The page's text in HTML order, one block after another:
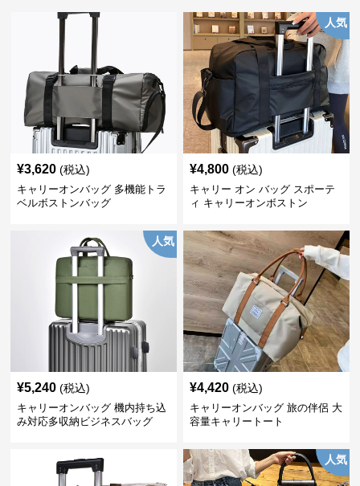
¥3,620 (税込)
キャリーオンバッグ 多機能トラ
ベルボストンバッグ
人気
¥4,800 (税込)
キャリー オン バッグ スポーテ
ィ キャリーオンボストン
人気
¥5,240 (税込)
キャリーオンバッグ 機内持ち込
み対応多収納ビジネスバッグ
¥4,420 (税込)
キャリーオンバッグ 旅の伴侶 大
容量キャリートート
人気